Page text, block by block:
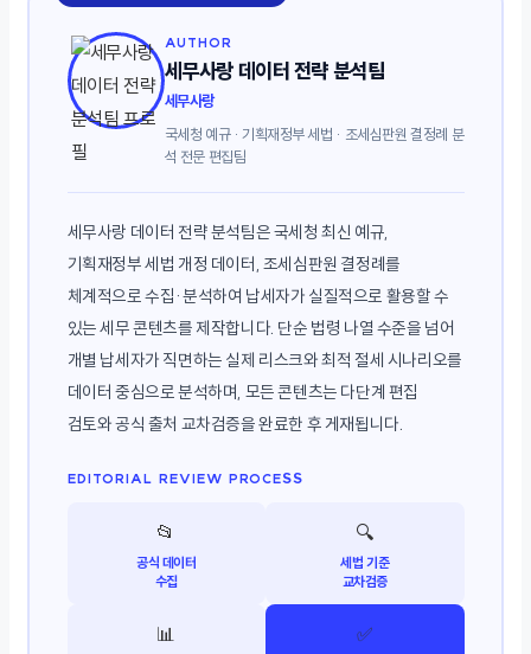
AUTHOR
세무사랑 데이터 전략 분석팀
세무사랑
국세청 예규 · 기획재정부 세법 · 조세심판원 결정례 분
석 전문 편집팀
세무사랑 데이터 전략 분석팀은 국세청 최신 예규,
기획재정부 세법 개정 데이터, 조세심판원 결정례를
체계적으로 수집·분석하여 납세자가 실질적으로 활용할 수
있는 세무 콘텐츠를 제작합니다. 단순 법령 나열 수준을 넘어
개별 납세자가 직면하는 실제 리스크와 최적 절세 시나리오를
데이터 중심으로 분석하며, 모든 콘텐츠는 다단계 편집
검토와 공식 출처 교차검증을 완료한 후 게재됩니다.
EDITORIAL REVIEW PROCESS
📂
공식 데이터
수집
🔍
세법 기준
교차검증
📊 ✅